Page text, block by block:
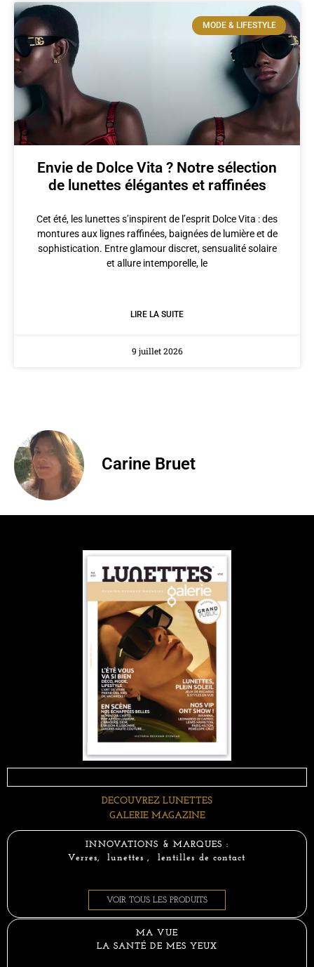
MODE & LIFESTYLE
Envie de Dolce Vita ? Notre sélection
de lunettes élégantes et raffinées
Cet été, les lunettes s’inspirent de l’esprit Dolce Vita : des
montures aux lignes raffinées, baignées de lumière et de
sophistication. Entre glamour discret, sensualité solaire
et allure intemporelle, le
LIRE LA SUITE
9 juillet 2026
Carine Bruet
DECOUVREZ LUNETTES
GALERIE MAGAZINE
INNOVATIONS & MARQUES :
Verres, lunettes , lentilles de contact
VOIR TOUS LES PRODUITS
MA VUE
LA SANTÉ DE MES YEUX